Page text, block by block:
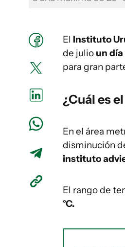
El Instituto
de julio un
para gran
¿Cuál es
En el área
disminución
instituto
El rango de
°C.